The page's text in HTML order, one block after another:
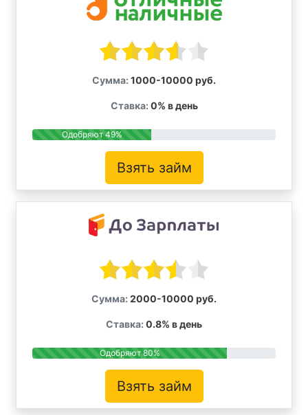
Сумма: 1000-10000 руб.
Ставка: 0% в день
Одобряют 49%
Взять займ
Сумма: 2000-10000 руб.
Ставка: 0.8% в день
Одобряют 80%
Взять займ